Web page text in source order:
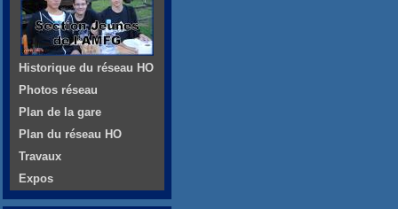
Historique du réseau HO
Photos réseau
Plan de la gare
Plan du réseau HO
Travaux
Expos